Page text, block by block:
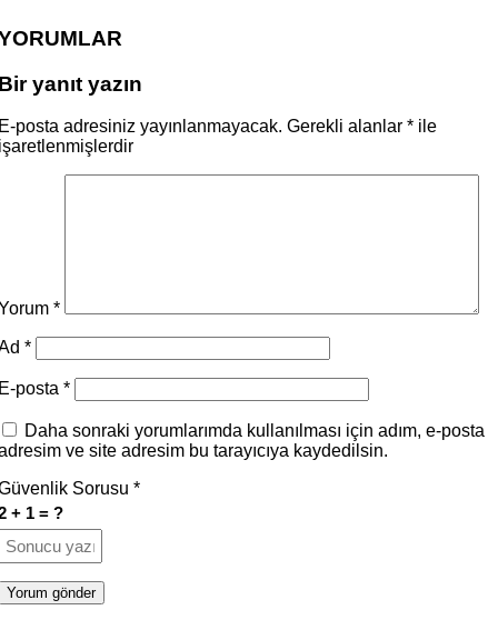
yanıt yazın
posta adresiniz yayınlanmayacak. Gerekli alanlar * ile
*
*
posta *
Daha sonraki yorumlarımda kullanılması için adım, e-posta
ve site adresim bu tarayıcıya kaydedilsin.
Sorusu *
+ 1 = ?